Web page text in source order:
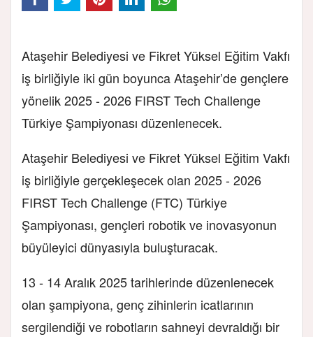
Ataşehir Belediyesi ve Fikret Yüksel Eğitim Vakfı
iş birliğiyle iki gün boyunca Ataşehir’de gençlere
yönelik 2025 - 2026 FIRST Tech Challenge
Türkiye Şampiyonası düzenlenecek.
Ataşehir Belediyesi ve Fikret Yüksel Eğitim Vakfı
iş birliğiyle gerçekleşecek olan 2025 - 2026
FIRST Tech Challenge (FTC) Türkiye
Şampiyonası, gençleri robotik ve inovasyonun
büyüleyici dünyasıyla buluşturacak.
13 - 14 Aralık 2025 tarihlerinde düzenlenecek
olan şampiyona, genç zihinlerin icatlarının
sergilendiği ve robotların sahneyi devraldığı bir